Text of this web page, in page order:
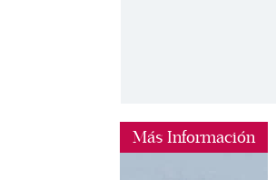
Más Información